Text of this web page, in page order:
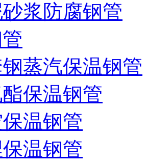
浆防腐钢管
蒸汽保温钢管
保温钢管
温钢管
温钢管